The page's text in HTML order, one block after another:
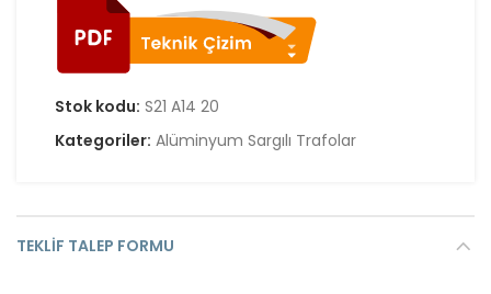
Stok kodu: S21 A14 20
Kategoriler: Alüminyum Sargılı Trafolar
TEKLIF TALEP FORMU